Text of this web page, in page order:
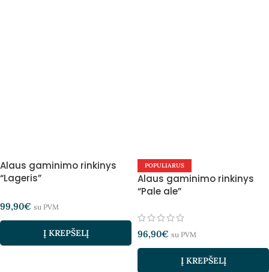
Alaus gaminimo rinkinys
“Lageris”
99,90€ su PVM
Į KREPŠELĮ
POPULIARUS
Alaus gaminimo rinkinys
“Pale ale”
96,90€ su PVM
Į KREPŠELĮ